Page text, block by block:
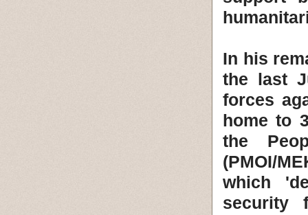
In his
the last
forces
home to
the
(PMOI/
which
security